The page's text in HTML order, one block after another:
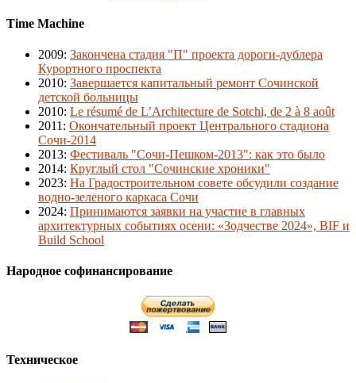
Time Machine
2009: Закончена стадия "П" проекта дороги-дублера
Курортного проспекта
2010: Завершается капитальный ремонт Сочинской
детской больницы
2010: Le résumé de L’Architecture de Sotchi, de 2 à 8 août
2011 : Окончательный проект Центрального стадиона
Сочи-2014
2013: Фестиваль "Сочи-Пешком-2013": как это было
2014: Круглый стол "Сочинские хроники"
2023: На Градостроительном совете обсудили создание
водно-зеленого каркаса Сочи
2024: Принимаются заявки на участие в главных
архитектурных событиях осени: «Зодчестве 2024», BIF и
Build School
Народное софинансирование
Техническое